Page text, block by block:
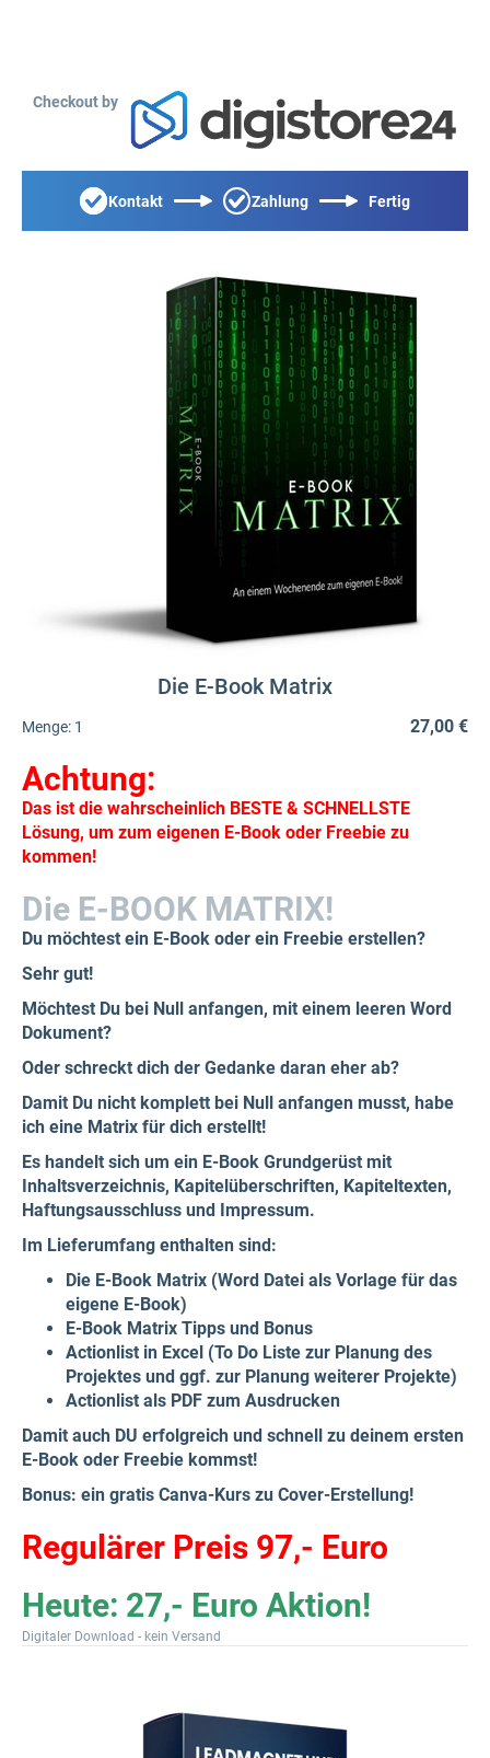
Checkout by
Kontakt Zahlung Fertig
Die E-Book Matrix
Menge: 1 27,00 €
Achtung:
Das ist die wahrscheinlich BESTE & SCHNELLSTE
Lösung, um zum eigenen E-Book oder Freebie zu
kommen!
Die E-BOOK MATRIX!
Du möchtest ein E-Book oder ein Freebie erstellen?
Sehr gut!
Möchtest Du bei Null anfangen, mit einem leeren Word
Dokument?
Oder schreckt dich der Gedanke daran eher ab?
Damit Du nicht komplett bei Null anfangen musst, habe
ich eine Matrix für dich erstellt!
Es handelt sich um ein E-Book Grundgerüst mit
Inhaltsverzeichnis, Kapitelüberschriften, Kapiteltexten,
Haftungsausschluss und Impressum.
Im Lieferumfang enthalten sind:
Die E-Book Matrix (Word Datei als Vorlage für das
eigene E-Book)
E-Book Matrix Tipps und Bonus
Actionlist in Excel (To Do Liste zur Planung des
Projektes und ggf. zur Planung weiterer Projekte)
Actionlist als PDF zum Ausdrucken
Damit auch DU erfolgreich und schnell zu deinem ersten
E-Book oder Freebie kommst!
Bonus: ein gratis Canva-Kurs zu Cover-Erstellung!
Regulärer Preis 97,- Euro
Heute: 27,- Euro Aktion!
Digitaler Download - kein Versand